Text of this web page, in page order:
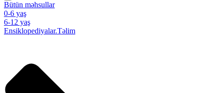
Bütün məhsullar
0-6 yaş
6-12 yaş
Ensiklopediyalar.Təlim